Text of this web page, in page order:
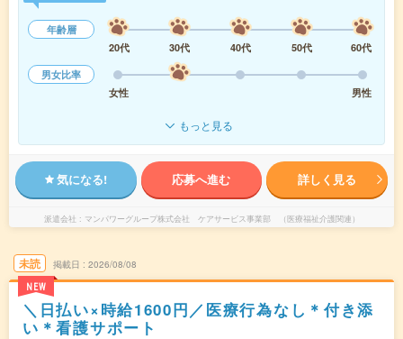
年齢層
20代
30代 40代 50代
60代
男女比率
女性
男性
もっと見る
気になる! 応募へ進む 詳しく見る
派遣会社 マンパワーグループ株式会社 ケアサービス事業部 （医療福祉介護関連）
未読
NEW
掲載日 2026/08/08
＼日払い×時給1600円／医療行為なし＊付き添
い＊看護サポート